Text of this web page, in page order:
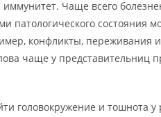
Чаще всего
состояния
конфликты, переживания
чаще у представительниц
головокружение и тошнота у